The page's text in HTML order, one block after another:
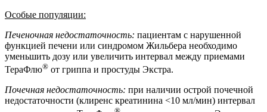
Особые популяции:
Печеночная недостаточность: пациентам с нарушенной
функцией печени или синдромом Жильбера необходимо
уменьшить дозу или увеличить интервал между приемами
ТераФлю® от гриппа и простуды Экстра.
Почечная недостаточность: при наличии острой почечной
недостаточности (клиренс креатинина <10 мл/мин) интервал